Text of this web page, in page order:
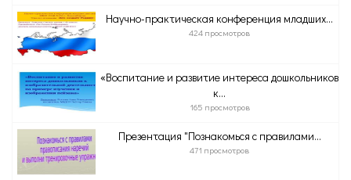
Научно-практическая конференция младших...
424 просмотров
«Воспитание и развитие интереса дошкольников
к...
165 просмотров
Презентация "Познакомься с правилами...
471 просмотров